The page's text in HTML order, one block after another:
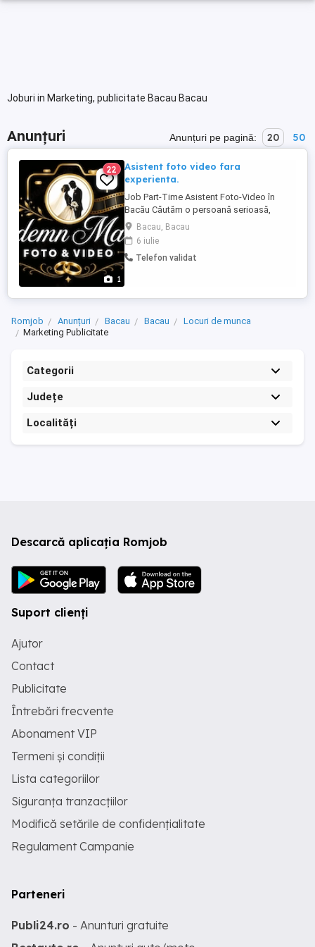
Joburi in Marketing, publicitate Bacau Bacau
Anunțuri Anunțuri pe pagină: 20 50
1
22
Asistent foto video fara
experienta.
Job Part-Time Asistent Foto-Video în
Bacău Căutăm o persoană serioasă,
responsabilă și atentă la detalii pentru
colaborări la evenimente foto-video
desfășurate în weekend. Responsabilități:
ajutor direct pentru fotograf și videograf
Bacau, Bacau
6 iulie
Telefon validat
Romjob Anunțuri Bacau Bacau
Locuri de munca
Marketing Publicitate
Categorii
Județe
Localități
Descarcă aplicația Romjob
Suport clienți
Ajutor
Contact
Publicitate
Întrebări frecvente
Abonament VIP
Termeni și condiții
Lista categoriilor
Siguranța tranzacțiilor
Modifică setările de confidențialitate
Regulament Campanie
Parteneri
Publi24.ro - Anunturi gratuite